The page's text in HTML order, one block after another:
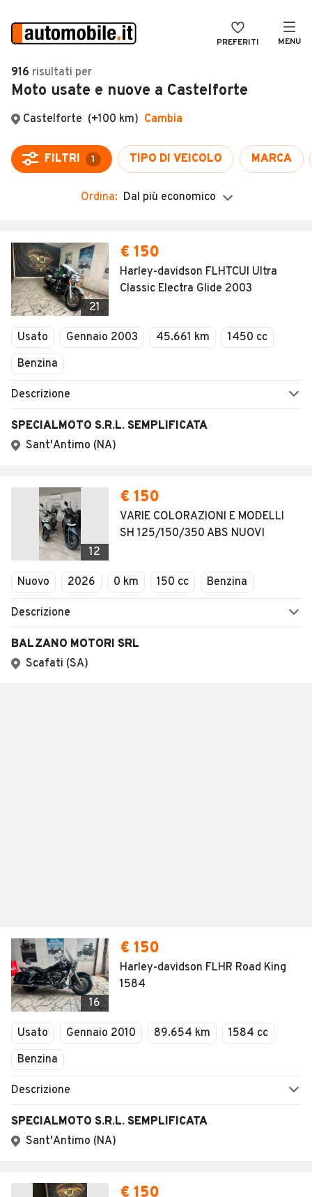
PREFERITI MENU
Auto
Auto usate
Auto Km 0
Auto Nuove
Noleggio a lungo termine
Moto
Camper
Veicoli Commerciali
Concessionari
VENDI
MAGAZINE
ACCEDI
916 risultati per
Moto usate e nuove a Castelforte
Castelforte (+100 km) Cambia
FILTRI 1 TIPO DI VEICOLO MARCA
Ordina: Dal più economico